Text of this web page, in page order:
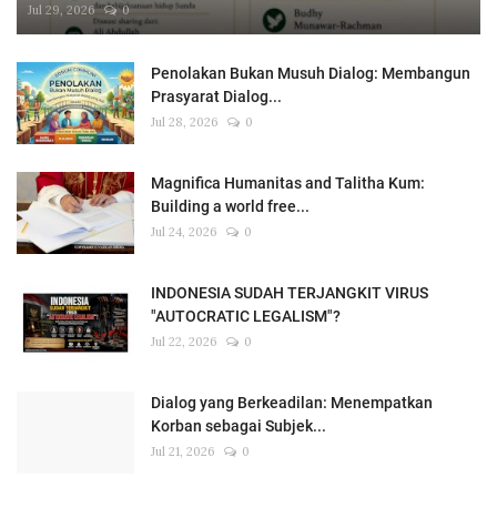
Jul 29, 2026 0
Penolakan Bukan Musuh Dialog: Membangun
Prasyarat Dialog...
Jul 28, 2026 0
Magnifica Humanitas and Talitha Kum:
Building a world free...
Jul 24, 2026 0
INDONESIA SUDAH TERJANGKIT VIRUS
"AUTOCRATIC LEGALISM"?
Jul 22, 2026 0
Dialog yang Berkeadilan: Menempatkan
Korban sebagai Subjek...
Jul 21, 2026 0